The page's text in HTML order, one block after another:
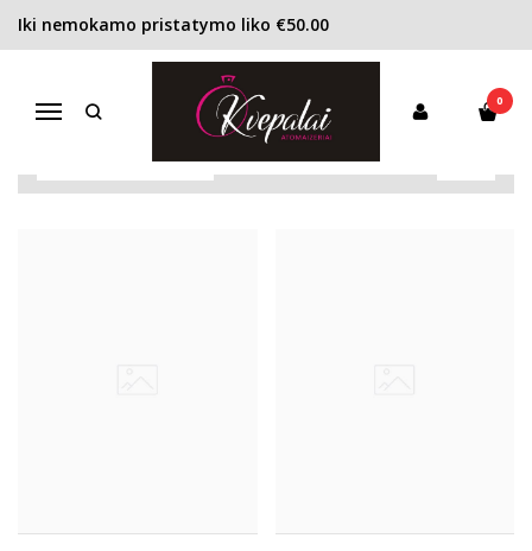
Iki nemokamo pristatymo liko €50.00
Navigacija
0
SONIA CONSTANT
Sonia Constant